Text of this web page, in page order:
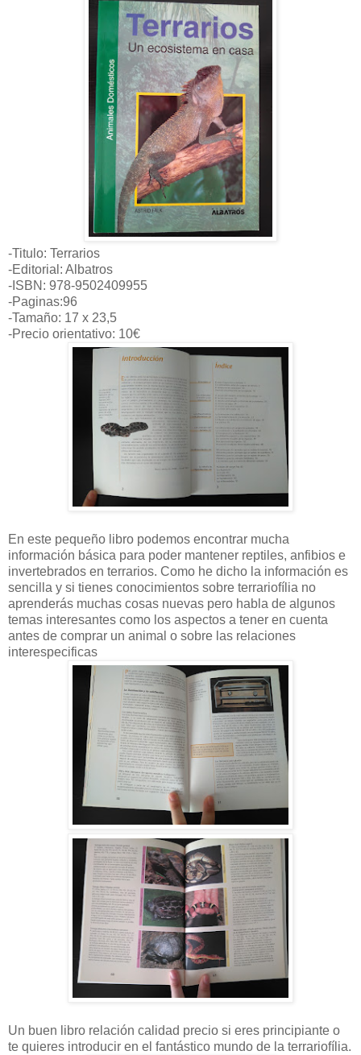
-Titulo: Terrarios
-Editorial: Albatros
-ISBN: 978-9502409955
-Paginas:96
-Tamaño: 17 x 23,5
-Precio orientativo: 10€
En este pequeño libro podemos encontrar mucha
información básica para poder mantener reptiles, anfibios e
invertebrados en terrarios. Como he dicho la información es
sencilla y si tienes conocimientos sobre terrariofília no
aprenderás muchas cosas nuevas pero habla de algunos
temas interesantes como los aspectos a tener en cuenta
antes de comprar un animal o sobre las relaciones
interespecificas
Un buen libro relación calidad precio si eres principiante o
te quieres introducir en el fantástico mundo de la terrariofília.